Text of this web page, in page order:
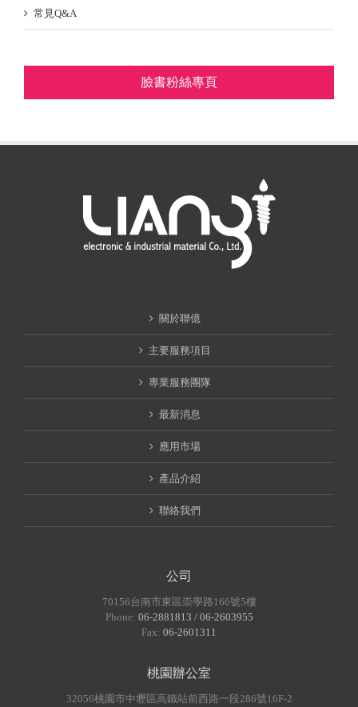
常見Q&A
臉書粉絲專頁
關於聯億
主要服務項目
專業服務團隊
最新消息
應用市場
產品介紹
聯絡我們
公司
70156台南市東區崇學路166號5樓
Phone: 06-2881813 / 06-2603955
Fax: 06-2601311
桃園辦公室
32056桃園市中壢區高鐵站前西路一段286號16F-2